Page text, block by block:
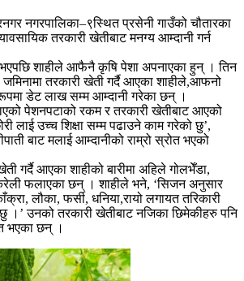
नगरपालिका–९स्थित प्रसेनी गाउँको चौतारका
तरकारी खेतीबाट मनग्य आम्दानी गर्न
शाहीले आफैनै कृषि पेशा अपनाएका हुन् । तिन
जमिनामा तरकारी खेती गर्दै आएका शाहीले,आफनो
रूपमा डेट लाख सम्म आम्दानी गरेका छन् ।
पेशनपटाको रकम र तरकारी खेतीबाट आएको
लाई उच्च शिक्षा सम्म पढाउने काम गरेको छु’,
बाट मलाई आम्दानीको राम्रो स्रोत भएको
गर्दै आएका शाहीको बारीमा अहिले गोलभेँडा,
फलाएका छन् । शाहीले भने, ‘सिजन अनुसार
लौका, फर्सी, धनिया,रायो लगायत तरिकारी
छु ।’ उनको तरकारी खेतीबाट नजिका छिमेकीहरु पनि
भएका छन् ।